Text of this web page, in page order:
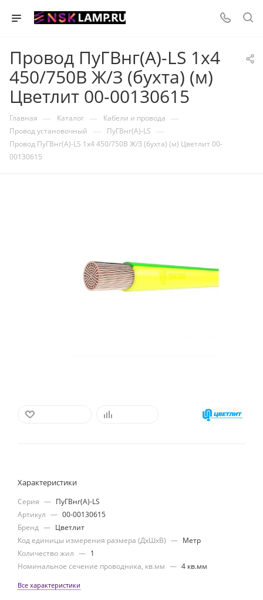
Провод ПуГВнг(А)-LS 1х4
450/750В Ж/З (бухта) (м)
Цветлит 00-00130615
Главная — Каталог — Кабели и провода —
Провод установочный — ПуГВнг(А)-LS —
Провод ПуГВнг(А)-LS 1х4 450/750В Ж/З (бухта) (м) Цветлит 00-
00130615
Характеристики
Серия — ПуГВнг(А)-LS
Артикул — 00-00130615
Бренд — Цветлит
Код единицы измерения размера (ДхШхВ) — Метр
Количество жил — 1
Номинальное сечение проводника, кв.мм — 4 кв.мм
Все характеристики